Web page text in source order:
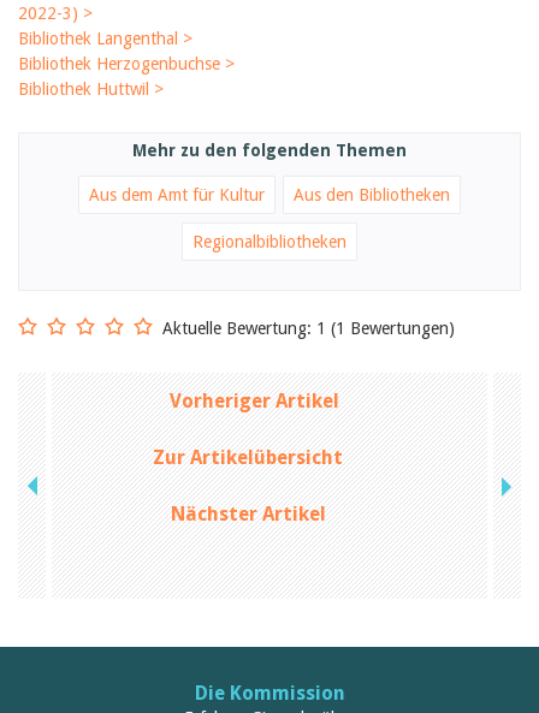
2022-3) >
Bibliothek Langenthal >
Bibliothek Herzogenbuchse >
Bibliothek Huttwil >
Mehr zu den folgenden Themen
Aus dem Amt für Kultur Aus den Bibliotheken
Regionalbibliotheken
Aktuelle Bewertung: 1 (1 Bewertungen)
Vorheriger Artikel
Zur Artikelübersicht
Nächster Artikel
Die Kommission